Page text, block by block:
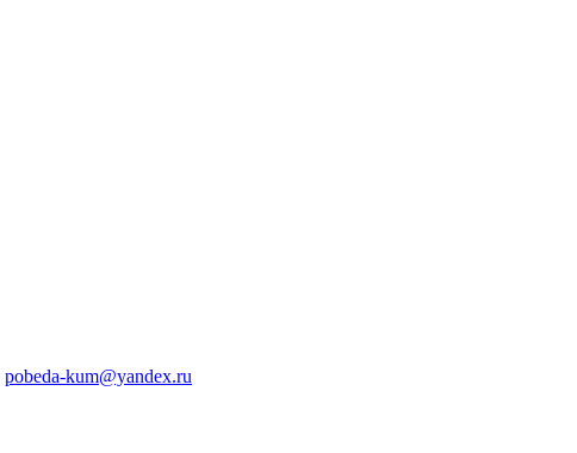
pobeda-kum@yandex.ru